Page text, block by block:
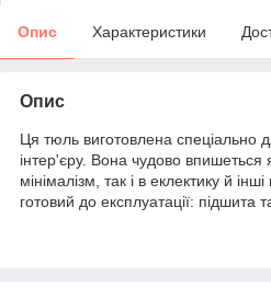
Опис Характеристики
Опис
Ця тюль виготовлена спеціально
інтер'єру. Вона чудово впишеться
мінімалізм, так і в еклектику й
готовий до експлуатації: підшита